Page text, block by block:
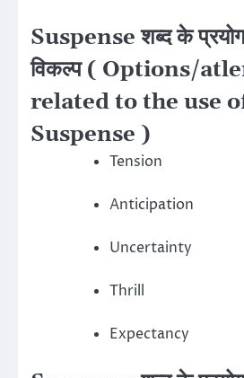
Suspense शब्द के
विकल्प ( Options/
related to the use
Suspense )
Tension
Anticipation
Uncertainty
Thrill
Expectancy